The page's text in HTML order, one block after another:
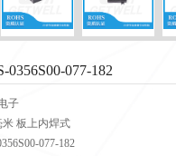
0356S00-077-182
子
米 板上内焊式
077-182